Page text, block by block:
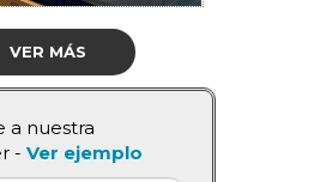
VER MÁS
a nuestra
- Ver ejemplo